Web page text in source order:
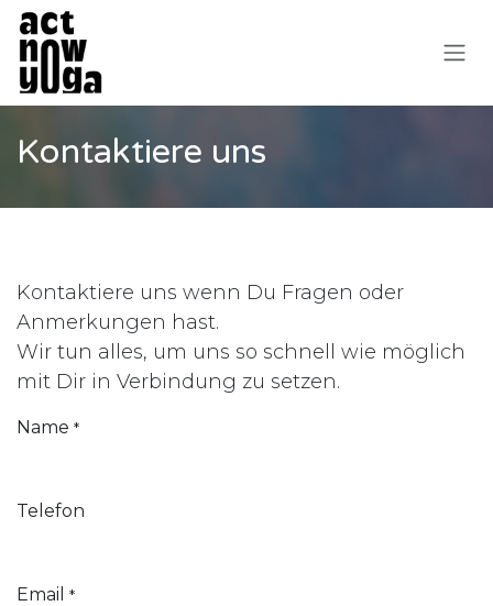
Zum Inhalt springen
Kontaktiere uns
Kontaktiere uns wenn Du Fragen oder
Anmerkungen hast.
Wir tun alles, um uns so schnell wie möglich
mit Dir in Verbindung zu setzen.
Name *
Telefon
Email *